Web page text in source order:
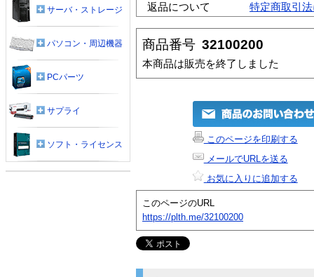
返品について
特定商取引
商品番号 32100200
本商品は販売を終了しました
このページを印刷する
メールでURLを送る
お気に入りに追加する
このページのURL
https://plth.me/32100200
サーバ・ストレージ
パソコン・周辺機器
PCパーツ
サプライ
ソフト・ライセンス